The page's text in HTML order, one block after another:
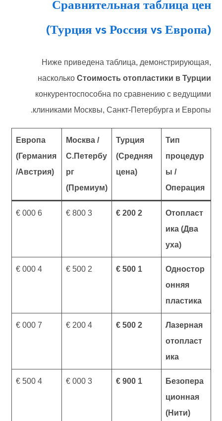
Сравнительная таблица цен
(Турция vs Россия vs Европа)
Ниже приведена таблица, демонстрирующая,
насколько Стоимость отопластики в Турции
конкурентоспособна по сравнению с ведущими
клиниками Москвы, Санкт-Петербурга и Европы.
Тип
процедур
ы /
Операция
Турция
(Средняя
цена)
Москва /
С.Петербу
рг
(Премиум)
Европа
(Германия
/Австрия)
Отопласт
ика (Два
уха)
2 200 €
3 800 €
6 000 €
Одностор
онняя
пластика
1 500 €
2 500 €
4 000 €
Лазерная
отопласт
ика
2 500 €
4 200 €
7 000 €
Безопера
ционная
(Нити)
1 900 €
3 000 €
4 500 €